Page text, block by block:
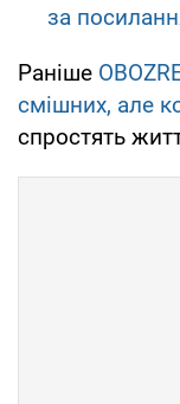
за
Раніше
смішних, але
спростять